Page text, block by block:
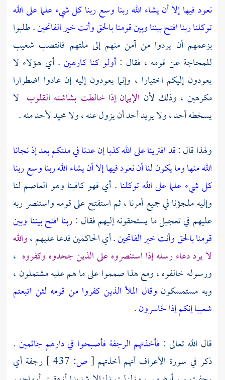
نعود فيها إلا أن يشاء الله ربنا وسع ربنا كل شيء علما على الله
توكلنا ربنا افتح بيننا وبين قومنا بالحق وأنت خير الفاتحين. طلبوا
بزعمهم أن يردوا من آمن منهم إلى ملتهم فانتصب شعيب
للمحاجة عن قومه ، فقال : أولو كنا كارهين . أي هؤلاء لا
يعودون إليكم اختيارا ، وإنما يعودون إليه إن عادوا اضطرارا
مكرهين ، وذلك لأن الإيمان إذا خالطت بشاشته القلوب لا
يسخطه أحد ، ولا يريد أحد أن يزول عنه ، ولا محيد لأحد منه .
ولهذا قال :قد افترينا على الله كذبا إن عدنا في ملتكم بعد إذ نجانا
الله منها وما يكون لنا أن نعود فيها إلا أن يشاء الله ربنا وسع ربنا
كل شيء علما على الله توكلنا . أي فهو كافينا وهو العاصم لنا
وإليه ملجؤنا في جميع أمرنا ، ثم استفتح على قومه واستنصر ربه
عليهم في تعجيل ما يستحقونه إليهم فقال :ربنا افتح بيننا وبين
قومنا بالحق وأنت خير الفاتحين. أي الحاكمين فدعا عليهم ،والله
لا يرد دعاء رسله إذا استنصروه على الذين جحدوه وكفروه ،
ورسوله خالفوه ، ومع هذا صمموا على ما هم عليه مشتملون ،
وبه مستمسكون وقال الملأ الذين كفروا من قومه لئن اتبعتم
شعيبا إنكم إذا لخاسرون.
قال الله تعالى : فأخذتهم الرجفة فأصبحوا في دارهم جاثمين .
ذكر في سورة الأعراف أنهم أخذتهم [ ص:
رجفة أي